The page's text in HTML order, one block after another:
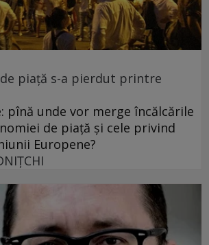
piață s-a pierdut printre
pînă unde vor merge încălcările
de piață și cele privind
Europene?